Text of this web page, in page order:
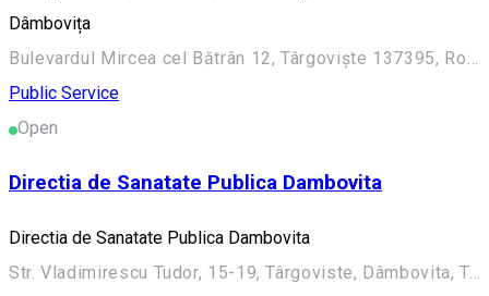
Dâmbovița
Public Service
Open
Directia de Sanatate Publica Dambovita
Directia de Sanatate Publica Dambovita
Str. Vladimirescu Tudor, 15-19, Târgoviste, Dâmbovita, Târgoviște, România